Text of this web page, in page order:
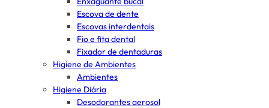
Escova de dente
Escovas interdentais
Fio e fita dental
Fixador de dentaduras
Higiene de Ambientes
Ambientes
Higiene Diária
Desodorantes aerosol